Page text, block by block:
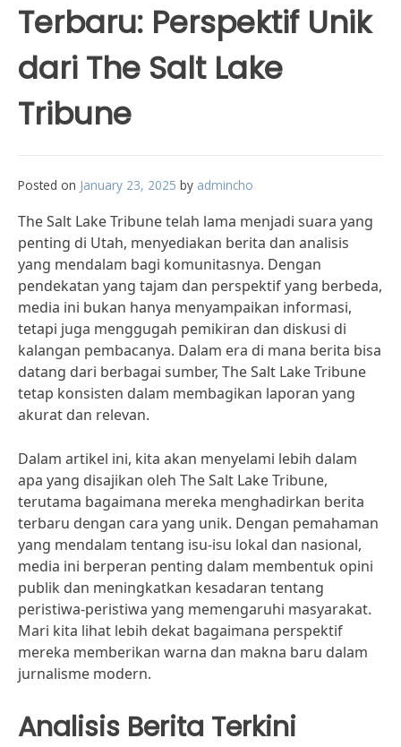
Terbaru: Perspektif Unik
dari The Salt Lake
Tribune
Posted on January 23, 2025 by admincho
The Salt Lake Tribune telah lama menjadi suara yang
penting di Utah, menyediakan berita dan analisis
yang mendalam bagi komunitasnya. Dengan
pendekatan yang tajam dan perspektif yang berbeda,
media ini bukan hanya menyampaikan informasi,
tetapi juga menggugah pemikiran dan diskusi di
kalangan pembacanya. Dalam era di mana berita bisa
datang dari berbagai sumber, The Salt Lake Tribune
tetap konsisten dalam membagikan laporan yang
akurat dan relevan.
Dalam artikel ini, kita akan menyelami lebih dalam
apa yang disajikan oleh The Salt Lake Tribune,
terutama bagaimana mereka menghadirkan berita
terbaru dengan cara yang unik. Dengan pemahaman
yang mendalam tentang isu-isu lokal dan nasional,
media ini berperan penting dalam membentuk opini
publik dan meningkatkan kesadaran tentang
peristiwa-peristiwa yang memengaruhi masyarakat.
Mari kita lihat lebih dekat bagaimana perspektif
mereka memberikan warna dan makna baru dalam
jurnalisme modern.
Analisis Berita Terkini